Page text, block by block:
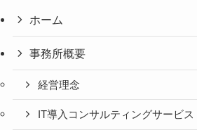
ホーム
事務所概要
経営理念
IT導入コンサルティングサービス